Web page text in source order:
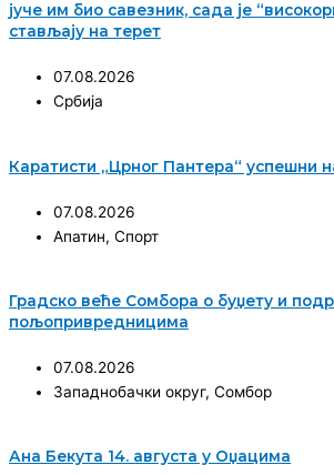
јуче им био савезник, сада је
стављају на терет
07.08.2026
Србија
Каратисти „Црног Пантера“ успешни
07.08.2026
Апатин, Спорт
Градско веће Сомбора о буџету и
пољопривредницима
07.08.2026
Западнобачки округ, Сомбор
Ана Бекута 14. августа у Оџацима